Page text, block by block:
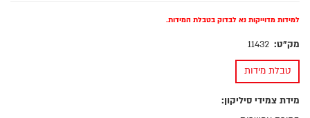
למידות מדוייקות נא לבדוק בטבלת המידות.
מק"ט: 11432
טבלת מידות
מידת צמידי סיליקון: